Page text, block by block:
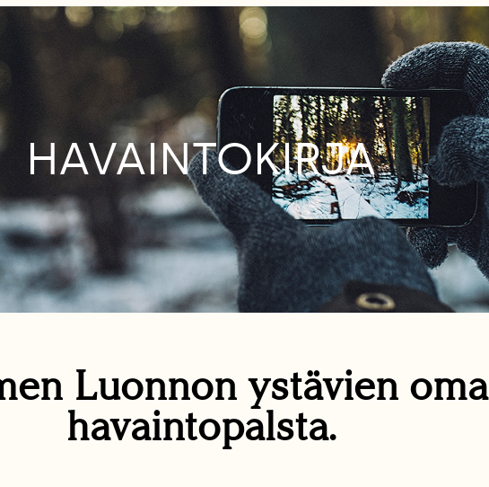
HAVAINTOKIRJA
Luonnon ystävien oma
havaintopalsta.